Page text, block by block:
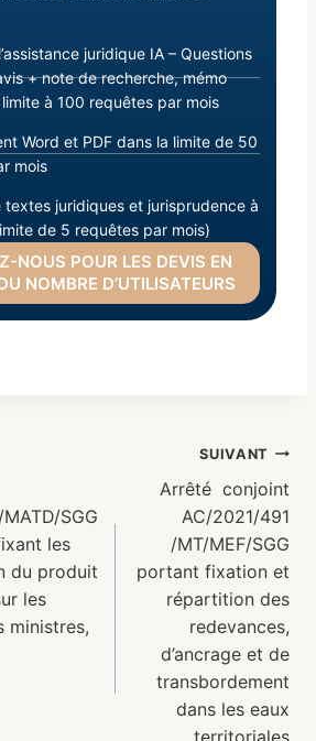
juridique IA – Questions
+ note de recherche, mémo
à 100 requêtes par mois
Word et PDF dans la limite de 50
mois
textes juridiques et jurisprudence à
de 5 requêtes par mois)
NOUS POUR LES DEVIS EN
NOMBRE D’UTILISATEURS
SGG
les
du produit
les
ministres,
SUIVANT
Arrêté conjoint
AC/2021/491
/MT/MEF/SGG
portant fixation et
répartition des
redevances,
d’ancrage et de
transbordement
dans les eaux
territoriales